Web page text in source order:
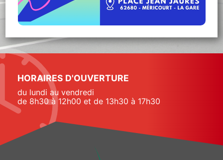
HORAIRES D'OUVERTURE
du lundi au vendredi
de 8h30 à 12h00 et de 13h30 à 17h30